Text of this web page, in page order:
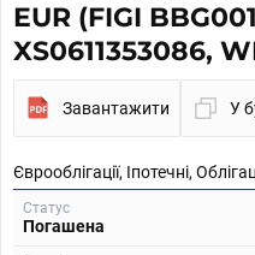
EUR (FIGI
XS0611353086,
Завантажити У
Єврооблігації, Іпотечні,
Статус
Погашена